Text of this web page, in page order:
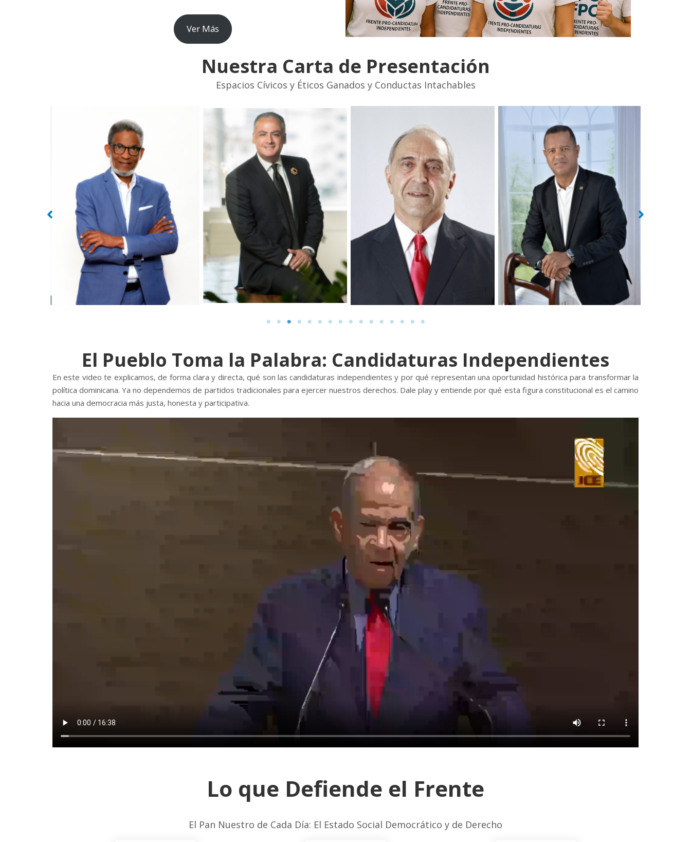
Ver Más
Nuestra Carta de Presentación
Espacios Cívicos y Éticos Ganados y Conductas Intachables
El Pueblo Toma la Palabra: Candidaturas Independientes
En este video te explicamos, de forma clara y directa, qué son las candidaturas independientes y por qué representan una oportunidad histórica para transformar la
política dominicana. Ya no dependemos de partidos tradicionales para ejercer nuestros derechos. Dale play y entiende por qué esta figura constitucional es el camino
hacia una democracia más justa, honesta y participativa.
Lo que Defiende el Frente
El Pan Nuestro de Cada Día: El Estado Social Democrático y de Derecho